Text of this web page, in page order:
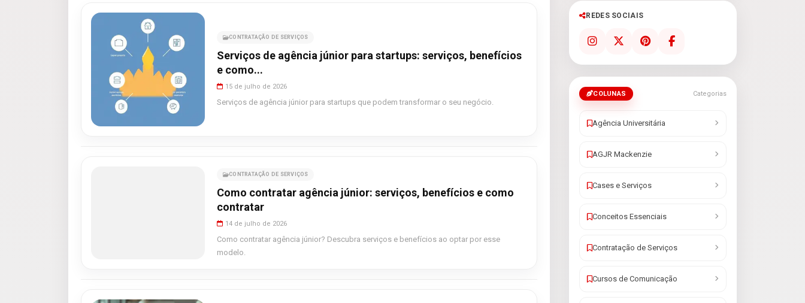
CONTRATAÇÃO DE SERVIÇOS
Serviços de agência júnior para startups: serviços, benefícios
e como...
15 de julho de 2026
Serviços de agência júnior para startups que podem transformar o seu negócio.
CONTRATAÇÃO DE SERVIÇOS
Como contratar agência júnior: serviços, benefícios e como
contratar
14 de julho de 2026
Como contratar agência júnior? Descubra serviços e benefícios ao optar por esse
modelo.
REDES SOCIAIS
COLUNAS Categorias
Agência Universitária
AGJR Mackenzie
Cases e Serviços
Conceitos Essenciais
Contratação de Serviços
Cursos de Comunicação